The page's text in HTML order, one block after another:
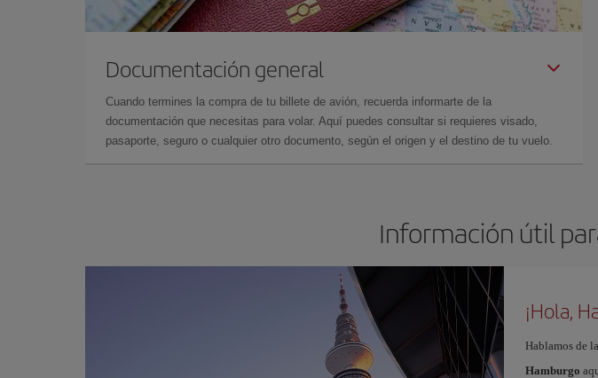
Documentación general
Cuando termines la compra de tu billete de avión, recuerda informarte de la
documentación que necesitas para volar. Aquí puedes consultar si requieres visado,
pasaporte, seguro o cualquier otro documento, según el origen y el destino de tu vuelo.
Información útil
¡Hola,
Hablamos de
Hamburgo